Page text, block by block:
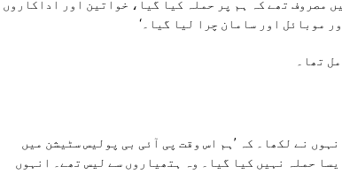
مصروف تھے کہ ہم پر حملہ کیا گیا، خواتین اور اداکاروں
موبائل اور سامان چرا لیا گیا۔‘
تھا۔
نے لکھا۔ کہ ’ہم اس وقت پی آئی بی پولیس سٹیشن میں
حملہ نہیں کیا گیا۔ وہ ہتھیاروں سے لیس تھے۔ انہوں